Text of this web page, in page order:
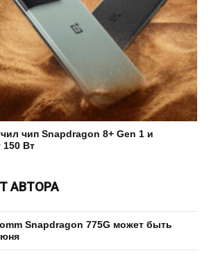
чип Snapdragon 8+ Gen 1 и
Вт
АВТОРА
Snapdragon 775G может быть